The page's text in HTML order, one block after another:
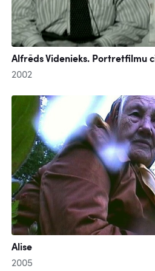
Alfrēds Videnieks. Portretfilmu
2002
Alise
2005